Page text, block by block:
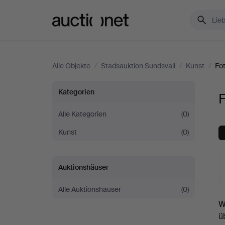
Alle Objekte / Stadsauktion Sundsvall / Kunst /
Fotografie
bei
Stadsauktion
Sundsvall
Kategorien
Alle Kategorien
(0)
Kunst
(0)
Auktionshäuser
Alle Auktionshäuser (0)